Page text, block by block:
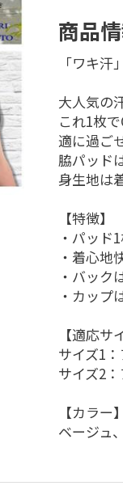
商品
「ワキ
大人気の
これ1枚
適に過ご
脇パッド
身生地は
【特徴】
・パッド
・着心地
・バック
・カップ
【適応サ
サイズ1
サイズ2
【カラー】
ベージュ